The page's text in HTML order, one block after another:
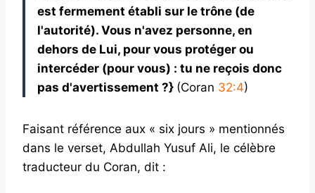
est fermement établi sur le trône (de
l'autorité). Vous n'avez personne, en
dehors de Lui, pour vous protéger ou
intercéder (pour vous) : tu ne reçois donc
pas d'avertissement ?} (Coran 32:4)
Faisant référence aux « six jours » mentionnés
dans le verset, Abdullah Yusuf Ali, le célèbre
traducteur du Coran, dit :